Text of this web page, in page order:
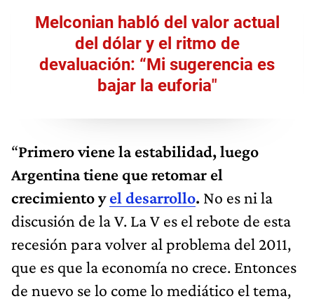
Melconian habló del valor actual
del dólar y el ritmo de
devaluación: “Mi sugerencia es
bajar la euforia"
“Primero viene la estabilidad, luego
Argentina tiene que retomar el
crecimiento yel desarrollo. No es ni la
discusión de la V. La V es el rebote de esta
recesión para volver al problema del 2011,
que es que la economía no crece. Entonces
de nuevo se lo come lo mediático el tema,